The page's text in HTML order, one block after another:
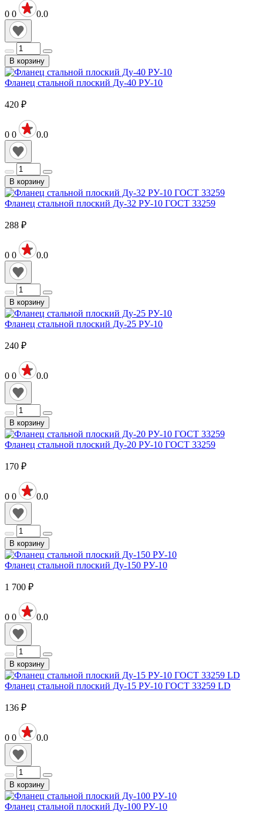
0 0 0.0
В корзину
Фланец стальной плоский Ду-40 РУ-10
420 ₽
0 0 0.0
В корзину
Фланец стальной плоский Ду-32 РУ-10 ГОСТ 33259
288 ₽
0 0 0.0
В корзину
Фланец стальной плоский Ду-25 РУ-10
240 ₽
0 0 0.0
В корзину
Фланец стальной плоский Ду-20 РУ-10 ГОСТ 33259
170 ₽
0 0 0.0
В корзину
Фланец стальной плоский Ду-150 РУ-10
1 700 ₽
0 0 0.0
В корзину
Фланец стальной плоский Ду-15 РУ-10 ГОСТ 33259 LD
136 ₽
0 0 0.0
В корзину
Фланец стальной плоский Ду-100 РУ-10